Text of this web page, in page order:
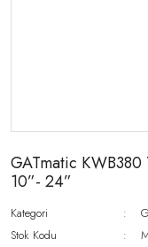
GATmatic
10”- 24”
Kategori
Stok Kodu